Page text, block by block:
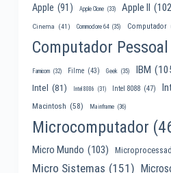
Apple (91) Apple Clone (33) Apple II
Cinema (41) Commodore 64 (35) Computador
Computador Pessoal
Famicom (32) Filme (43) Geek (35) IBM
Intel (81) Intel 8086 (31) Intel 8088 (47)
Macintosh (58) Mainframe (36)
Microcomputador
Micro Mundo (103)
Micro Sistemas (151)